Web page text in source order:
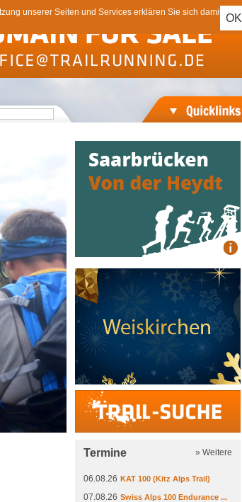
OK
unserer Seiten und Services erklären Sie sich damit
Termine » Weitere
06.08.26 KAT 100 (Kitz Alps Trail)
07.08.26 Swiss Alps 100 Endurance ...